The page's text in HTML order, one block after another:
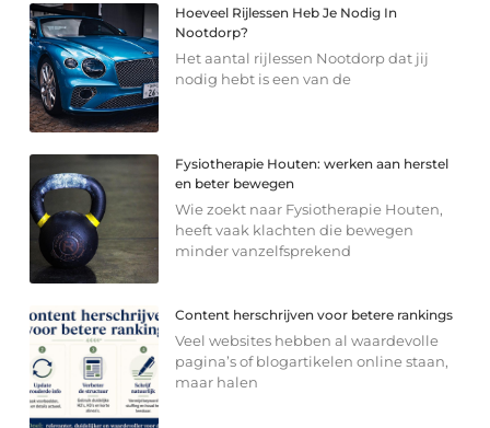
Hoeveel Rijlessen Heb Je Nodig In
Nootdorp?
Het aantal rijlessen Nootdorp dat jij
nodig hebt is een van de
Fysiotherapie Houten: werken aan herstel
en beter bewegen
Wie zoekt naar Fysiotherapie Houten,
heeft vaak klachten die bewegen
minder vanzelfsprekend
Content herschrijven voor betere rankings
Veel websites hebben al waardevolle
pagina’s of blogartikelen online staan,
maar halen